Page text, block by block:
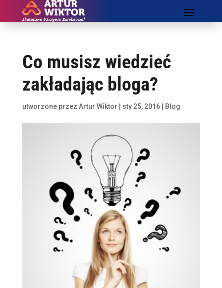
Co musisz wiedzieć
zakładając bloga?
utworzone przez Artur Wiktor sty 25, 2016| Blog